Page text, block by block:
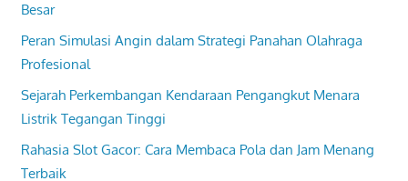
Besar
Peran Simulasi Angin dalam Strategi Panahan Olahraga
Profesional
Sejarah Perkembangan Kendaraan Pengangkut Menara
Listrik Tegangan Tinggi
Rahasia Slot Gacor: Cara Membaca Pola dan Jam Menang
Terbaik